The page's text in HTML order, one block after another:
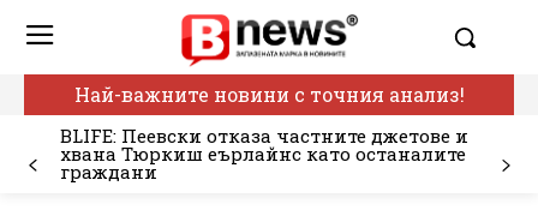
Най-важните новини с точния анализ!
BLIFE: Пеевски отказа частните джетове и
хвана Тюркиш еърлайнс като останалите
граждани